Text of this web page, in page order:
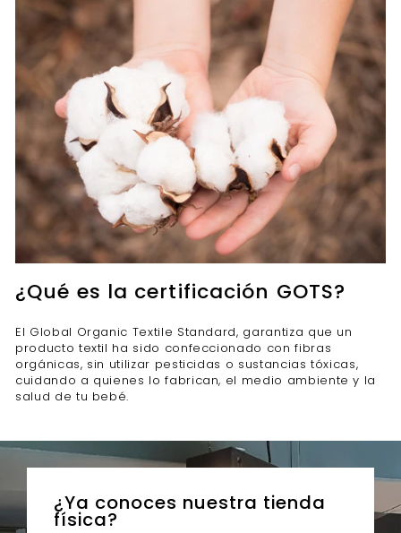
¿Qué es la certificación GOTS?
El Global Organic Textile Standard, garantiza que un
producto textil ha sido confeccionado con fibras
orgánicas, sin utilizar pesticidas o sustancias tóxicas,
cuidando a quienes lo fabrican, el medio ambiente y la
salud de tu bebé.
¿Ya conoces nuestra tienda
física?